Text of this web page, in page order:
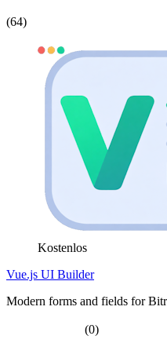
(64)
Kostenlos
Vue.js UI Builder
Modern forms and fields for
(0)